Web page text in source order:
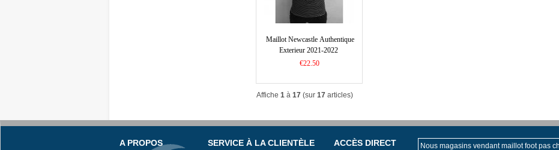
Maillot Newcastle Authentique
Exterieur 2021-2022
€22.50
Affiche 1 à 17 (sur 17 articles)
A PROPOS SERVICE À LA CLIENTÈLE ACCÈS DIRECT Nous magasins vendant maillot foot pas